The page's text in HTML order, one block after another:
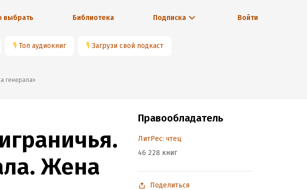
выбрать Библиотека Подписка Войти
🎙 Топ аудиокниг 🎙 Загрузи свой подкаст
генерала»
Жена
Правообладатель
ЛитРес: чтец
46 228 книг
Поделиться